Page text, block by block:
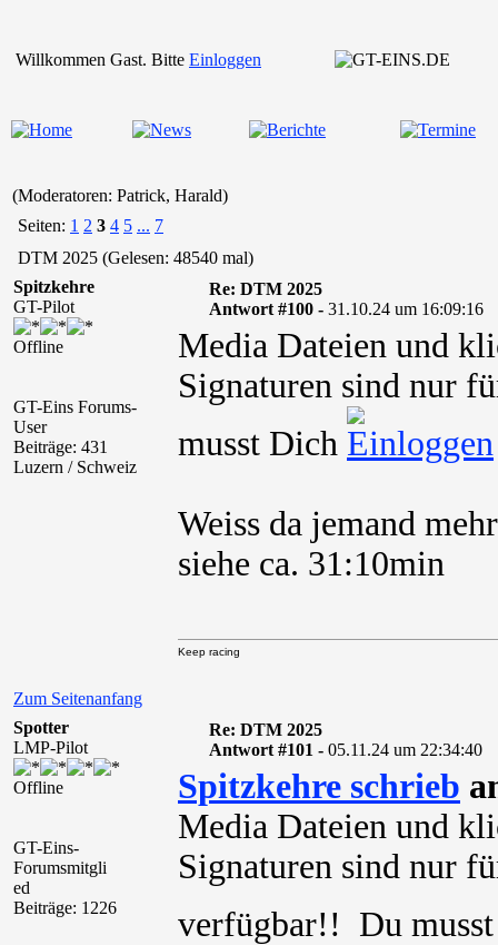
Willkommen Gast. Bitte Einloggen
(Moderatoren: Patrick, Harald)
Seiten: 1 2 3 4 5 ... 7
DTM 2025 (Gelesen: 48540 mal)
Spitzkehre
GT-Pilot
Offline
GT-Eins Forums-
User
Beiträge: 431
Luzern / Schweiz
Re: DTM 2025
Antwort #100 - 31.10.24 um 16:09:16
Media Dateien und
Signaturen sind nur
musst Dich
Weiss da jemand
siehe ca. 31:10min
Zum Seitenanfang
Keep racing
Spotter
LMP-Pilot
Offline
GT-Eins-
Forumsmitgli
ed
Beiträge: 1226
Re: DTM 2025
Antwort #101 - 05.11.24 um 22:34:40
Spitzkehre schrieb
Media Dateien und
Signaturen sind nur
verfügbar!! Du